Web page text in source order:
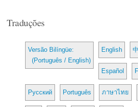
Traduções
Versão Bilíngüe:
(Português / English)
English
Español
Русский Português ภาษาไทย